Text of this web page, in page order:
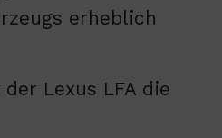
erheblich
Lexus LFA die